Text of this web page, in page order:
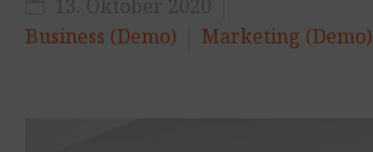
Business (Demo)
Marketing (Demo)